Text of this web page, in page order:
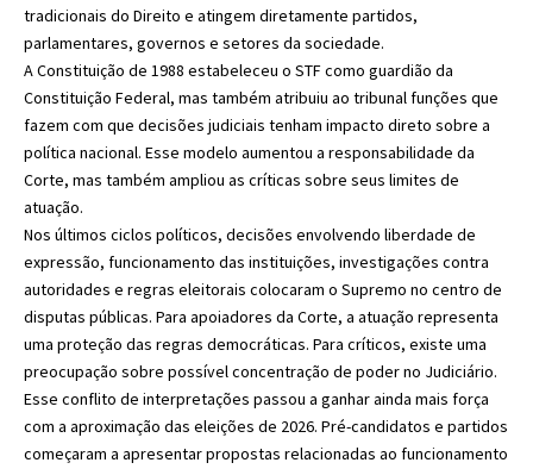
tradicionais do Direito e atingem diretamente partidos,
parlamentares, governos e setores da sociedade.
A Constituição de 1988 estabeleceu o STF como guardião da
Constituição Federal, mas também atribuiu ao tribunal funções que
fazem com que decisões judiciais tenham impacto direto sobre a
política nacional. Esse modelo aumentou a responsabilidade da
Corte, mas também ampliou as críticas sobre seus limites de
atuação.
Nos últimos ciclos políticos, decisões envolvendo liberdade de
expressão, funcionamento das instituições, investigações contra
autoridades e regras eleitorais colocaram o Supremo no centro de
disputas públicas. Para apoiadores da Corte, a atuação representa
uma proteção das regras democráticas. Para críticos, existe uma
preocupação sobre possível concentração de poder no Judiciário.
Esse conflito de interpretações passou a ganhar ainda mais força
com a aproximação das eleições de 2026. Pré-candidatos e partidos
começaram a apresentar propostas relacionadas ao funcionamento